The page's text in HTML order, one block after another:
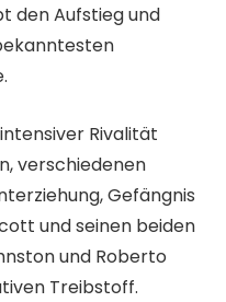
den Aufstieg und
Rivalität
verschiedenen
Gefängnis
und seinen beiden
und Roberto
Treibstoff.